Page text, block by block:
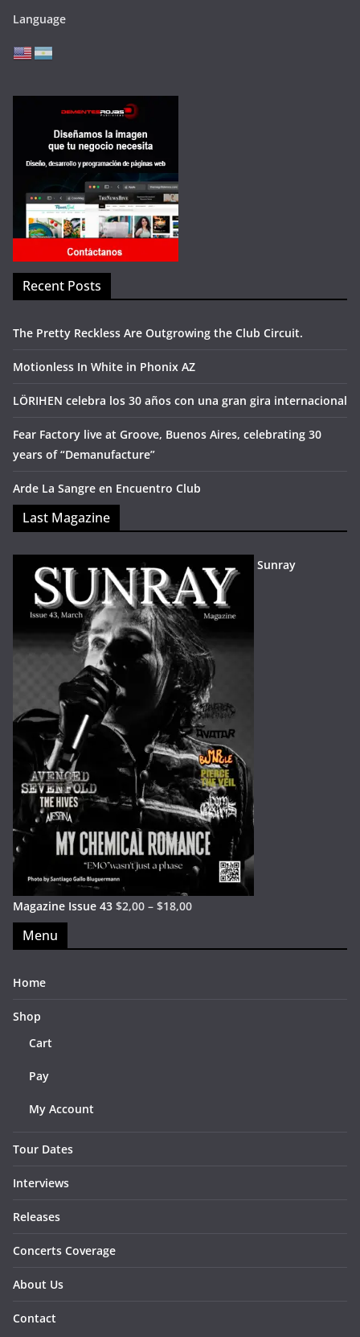
Language
Recent Posts
The Pretty Reckless Are Outgrowing the Club Circuit.
Motionless In White in Phonix AZ
LÖRIHEN celebra los 30 años con una gran gira internacional
Fear Factory live at Groove, Buenos Aires, celebrating 30
years of “Demanufacture”
Arde La Sangre en Encuentro Club
Last Magazine
Sunray
Magazine Issue 43 $2,00 – $18,00
Menu
Home
Shop
Cart
Pay
My Account
Tour Dates
Interviews
Releases
Concerts Coverage
About Us
Contact